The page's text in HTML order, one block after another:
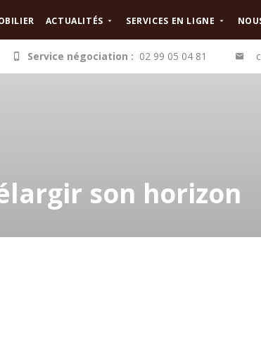
ACTUALITÉS SERVICES EN LIGNE
Service négociation : 02 99 05 04 81
son horizon